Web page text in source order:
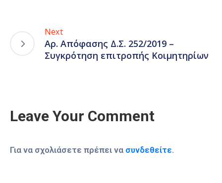
Next
Αρ. Απόφασης Δ.Σ. 252/2019 –
Συγκρότηση επιτροπής Κοιμητηρίων
Leave Your Comment
Για να σχολιάσετε πρέπει να συνδεθείτε.